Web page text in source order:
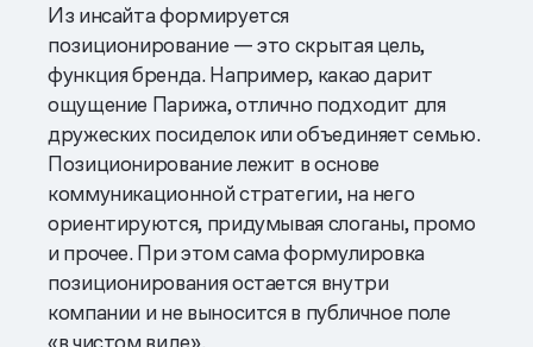
Из инсайта формируется
позиционирование — это скрытая цель,
функция бренда. Например, какао дарит
ощущение Парижа, отлично подходит для
дружеских посиделок или объединяет семью.
Позиционирование лежит в основе
коммуникационной стратегии, на него
ориентируются, придумывая слоганы, промо
и прочее. При этом сама формулировка
позиционирования остается внутри
компании и не выносится в публичное поле